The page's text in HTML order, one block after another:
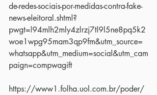
de-redes-sociais-por-medidas-contra-fake-
news-eleitoral.shtml?
pwgt=l94mlh2mly4zlrzj7tl9l5ne8pq5k2
woe1wpg95mam3qp9fm&utm_source=
whatsapp&utm_medium=social&utm_cam
paign=compwagift
https://www1.folha.uol.com.br/poder/